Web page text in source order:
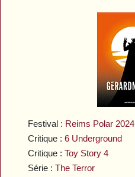
Festival : Reims Polar 2024
Critique :6 Underground
Critique :Toy Story 4
Série :The Terror